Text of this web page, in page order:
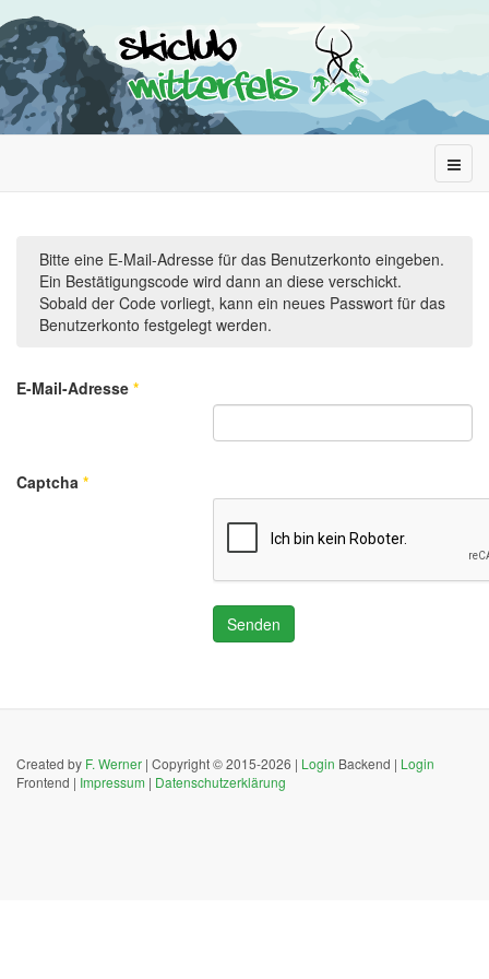
Bitte eine E-Mail-Adresse für das Benutzerkonto eingeben.
Ein Bestätigungscode wird dann an diese verschickt.
Sobald der Code vorliegt, kann ein neues Passwort für das
Benutzerkonto festgelegt werden.
E-Mail-Adresse *
Captcha *
Senden
Created by F. Werner | Copyright © 2015-2026 | Login Backend | Login
Frontend | Impressum | Datenschutzerklärung